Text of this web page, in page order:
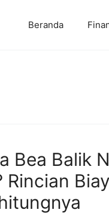
Beranda
Bea Balik
Rincian